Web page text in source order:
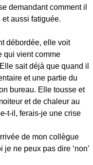
demandant comment il
et aussi fatiguée.
débordée, elle voit
qui vient comme
sait déjà que quand il
et une partie du
bureau. Elle tousse et
et de chaleur au
t-il, ferais-je une crise
de mon collègue
ne peux pas dire ‘non’